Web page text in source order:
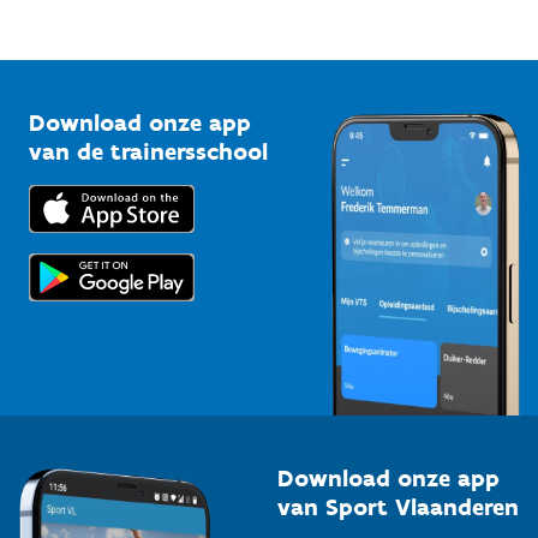
Bedrijven
Trainers en begeleiders
Topsporters
Vlaamse Trainersschool
Kennisplatform
Downloads
Voor de pers
Download onze app
van de trainersschool
Download onze app
van Sport Vlaanderen